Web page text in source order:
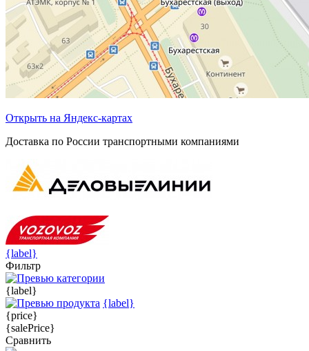
Открыть на Яндекс-картах
Доставка по России транспортными компаниями
{label}
Фильтр
{label}
{label}
{price}
{salePrice}
Сравнить